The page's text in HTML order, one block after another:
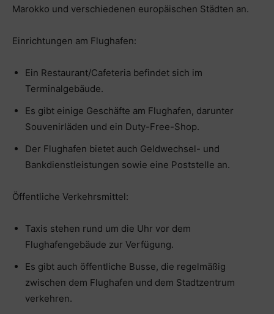
Marokko und verschiedenen europäischen Städten an.
Einrichtungen am Flughafen:
Ein Restaurant/Cafeteria befindet sich im
Terminalgebäude.
Es gibt einige Geschäfte am Flughafen, darunter
Souvenirläden und ein Duty-Free-Shop.
Der Flughafen bietet auch Geldwechsel- und
Bankdienstleistungen sowie eine Poststelle an.
Öffentliche Verkehrsmittel:
Taxis stehen rund um die Uhr vor dem
Flughafengebäude zur Verfügung.
Es gibt auch öffentliche Busse, die regelmäßig
zwischen dem Flughafen und dem Stadtzentrum
verkehren.